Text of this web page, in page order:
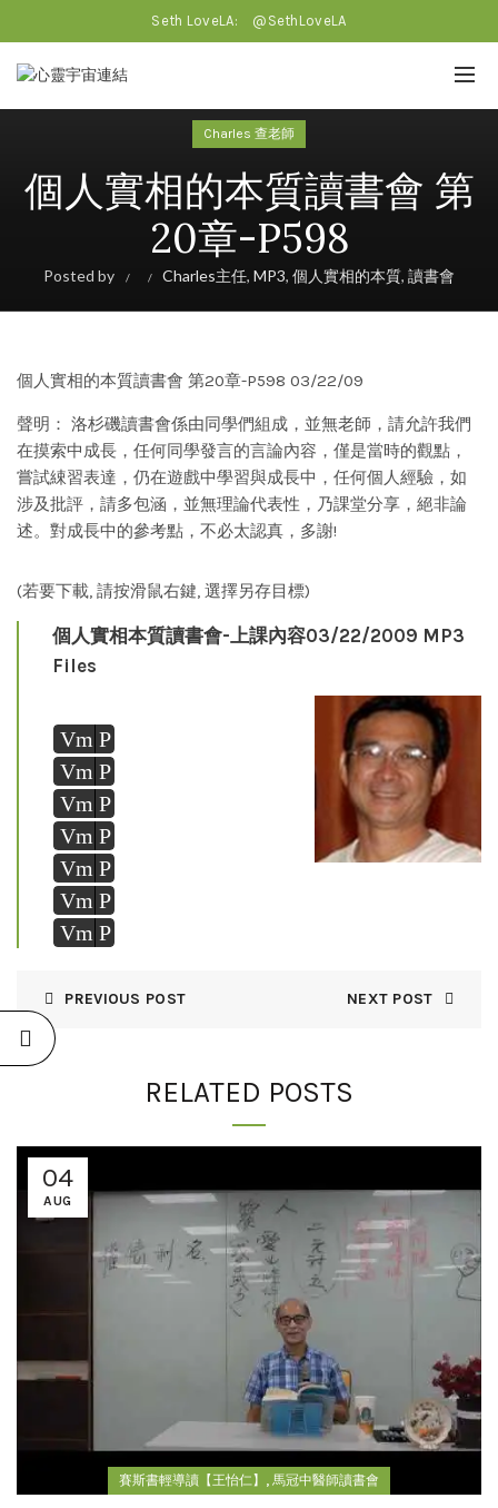
Seth LoveLA: @SethLoveLA
Charles 查老師
個人實相的本質讀書會 第
20章-P598
Posted by Charles主任, MP3, 個人實相的本質, 讀書會
個人實相的本質讀書會 第20章-P598 03/22/09
聲明： 洛杉磯讀書會係由同學們組成，並無老師，請允許我們
在摸索中成長，任何同學發言的言論內容，僅是當時的觀點，
嘗試綀習表達，仍在遊戲中學習與成長中，任何個人經驗，如
涉及批評，請多包涵，並無理論代表性，乃課堂分享，絕非論
述。對成長中的參考點，不必太認真，多謝!
(若要下載, 請按滑鼠右鍵, 選擇另存目標)
個人實相本質讀書會-上課內容03/22/2009 MP3
Files
Vm P
Vm P
Vm P
Vm P
Vm P
Vm P
Vm P
PREVIOUS POST NEXT POST
RELATED POSTS
04
AUG
賽斯書輕導讀【王怡仁】 , 馬冠中醫師讀書會